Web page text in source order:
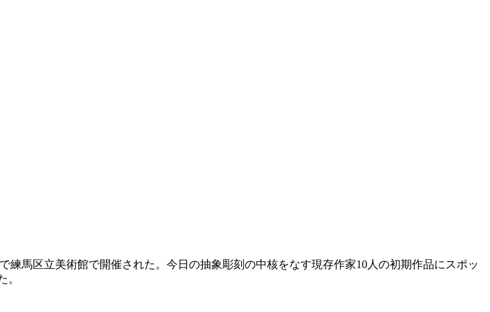
馬区立美術館で開催された。今日の抽象彫刻の中核をなす現存作家10人の初期作品にスポッ
。